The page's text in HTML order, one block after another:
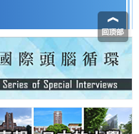
央大學平野晉教授專訪
措施？探討土壤保護與強化
方法，AI從分子排列資訊中
持危機感——中央大學平野晉